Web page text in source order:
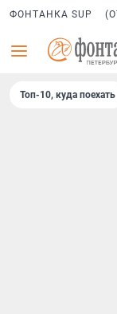
ФОНТАНКА SUP
Топ-10, куда поехать